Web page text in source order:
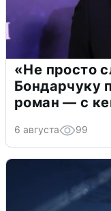
«Не просто
Бондарчуку
роман — с
6 августа 99